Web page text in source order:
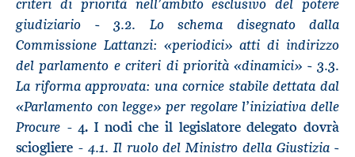
giudiziario - 3.2. Lo schema disegnato dalla
Commissione Lattanzi: «periodici» atti di indirizzo
del parlamento e criteri di priorità «dinamici» - 3.3.
La riforma approvata: una cornice stabile dettata dal
«Parlamento con legge» per regolare l’iniziativa delle
Procure - 4. I nodi che il legislatore delegato dovrà
sciogliere - 4.1. Il ruolo del Ministro della Giustizia -